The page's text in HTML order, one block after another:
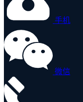
手机
微信